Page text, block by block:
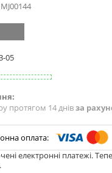
MJ00144
05
протягом 14 днівза
електронні платежі.